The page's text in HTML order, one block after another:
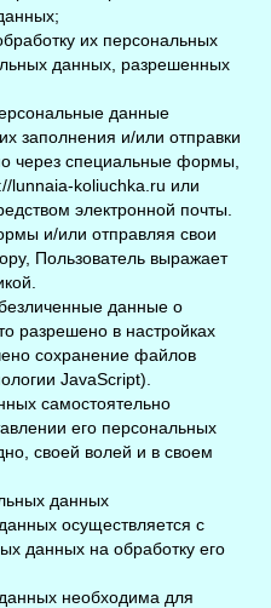
их персональных
данных, разрешенных
данные
заполнения и/или отправки
через специальные формы,
lunnaia-koliuchka.ru или
электронной почты.
и/или отправляя свои
Пользователь выражает
данные о
разрешено в настройках
сохранение файлов
JavaScript).
самостоятельно
его персональных
своей волей и в своем
данных
осуществляется с
данных на обработку его
необходима для